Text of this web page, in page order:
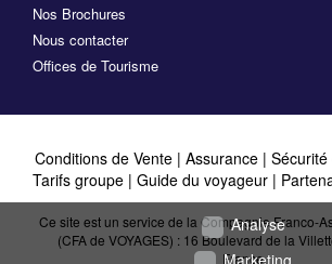
Nos Brochures
Nous contacter
Offices de Tourisme
Conditions de Vente| Assurance |
Tarifs groupe | Guide du voyageur |
Ce site est un service de la Compagnie Franco-
(CFA de VOYAGES) : 16 Boulevard de la
France
Analyse
Marketing